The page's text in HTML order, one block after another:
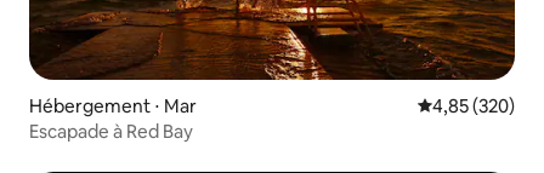
Hébergement ⋅ Mar Évaluation
4,85 (320)
Escapade à Red Bay